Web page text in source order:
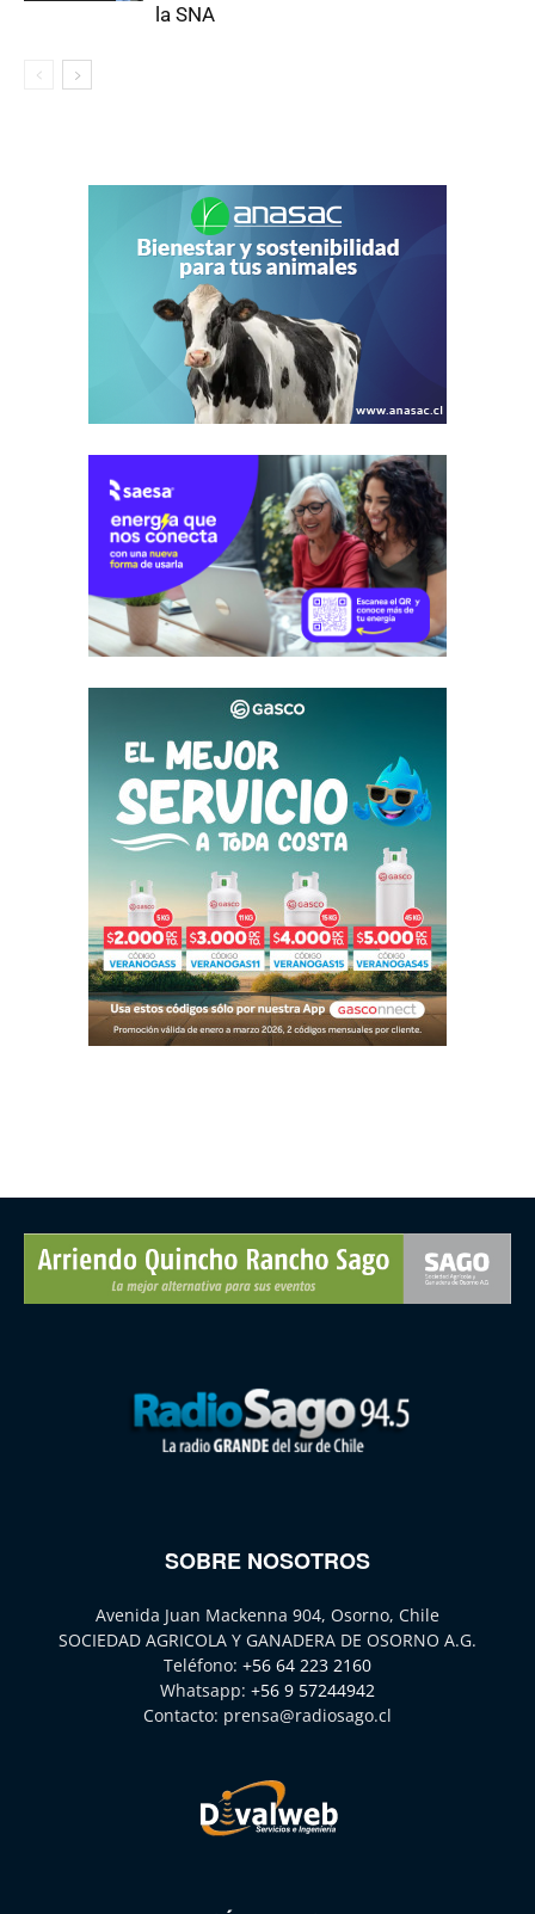
la SNA
SOBRE NOSOTROS
Avenida Juan Mackenna 904, Osorno, Chile
SOCIEDAD AGRICOLA Y GANADERA DE OSORNO A.G.
Teléfono: +56 64 223 2160
Whatsapp: +56 9 57244942
Contacto: prensa@radiosago.cl